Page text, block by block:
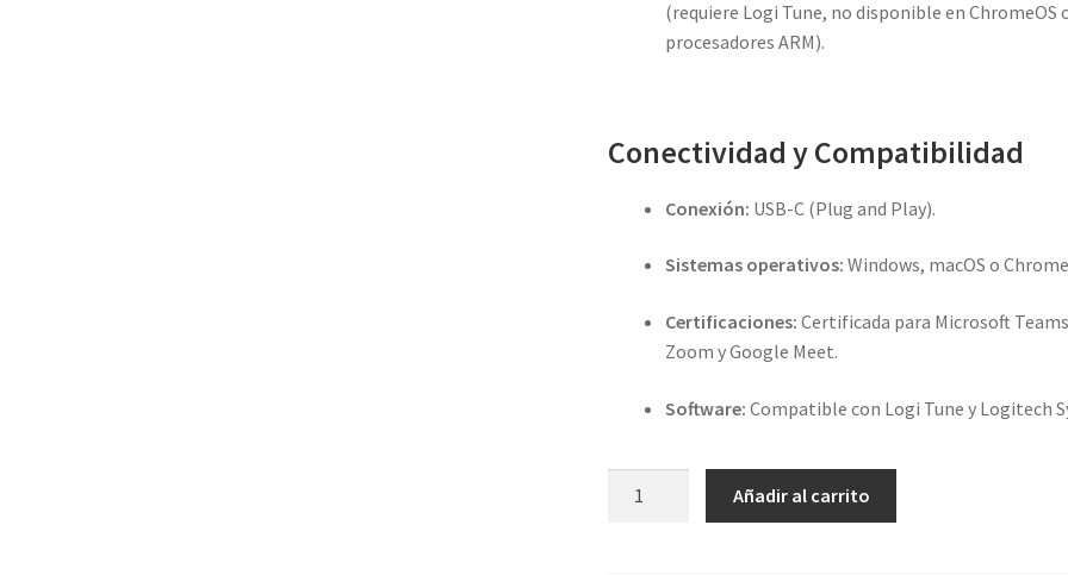
(requiere Logi Tune, no disponible en ChromeOS
procesadores ARM).
Conectividad y Compatibilidad
Conexión: USB-C (Plug and Play).
Sistemas operativos: Windows, macOS o
Certificaciones: Certificada para Microsoft
Zoom y Google Meet.
Software: Compatible con Logi Tune y Logitech
Añadir al carrito